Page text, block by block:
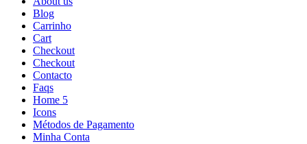
Blog
Carrinho
Cart
Checkout
Checkout
Contacto
Faqs
Home 5
Icons
Métodos de Pagamento
Minha Conta